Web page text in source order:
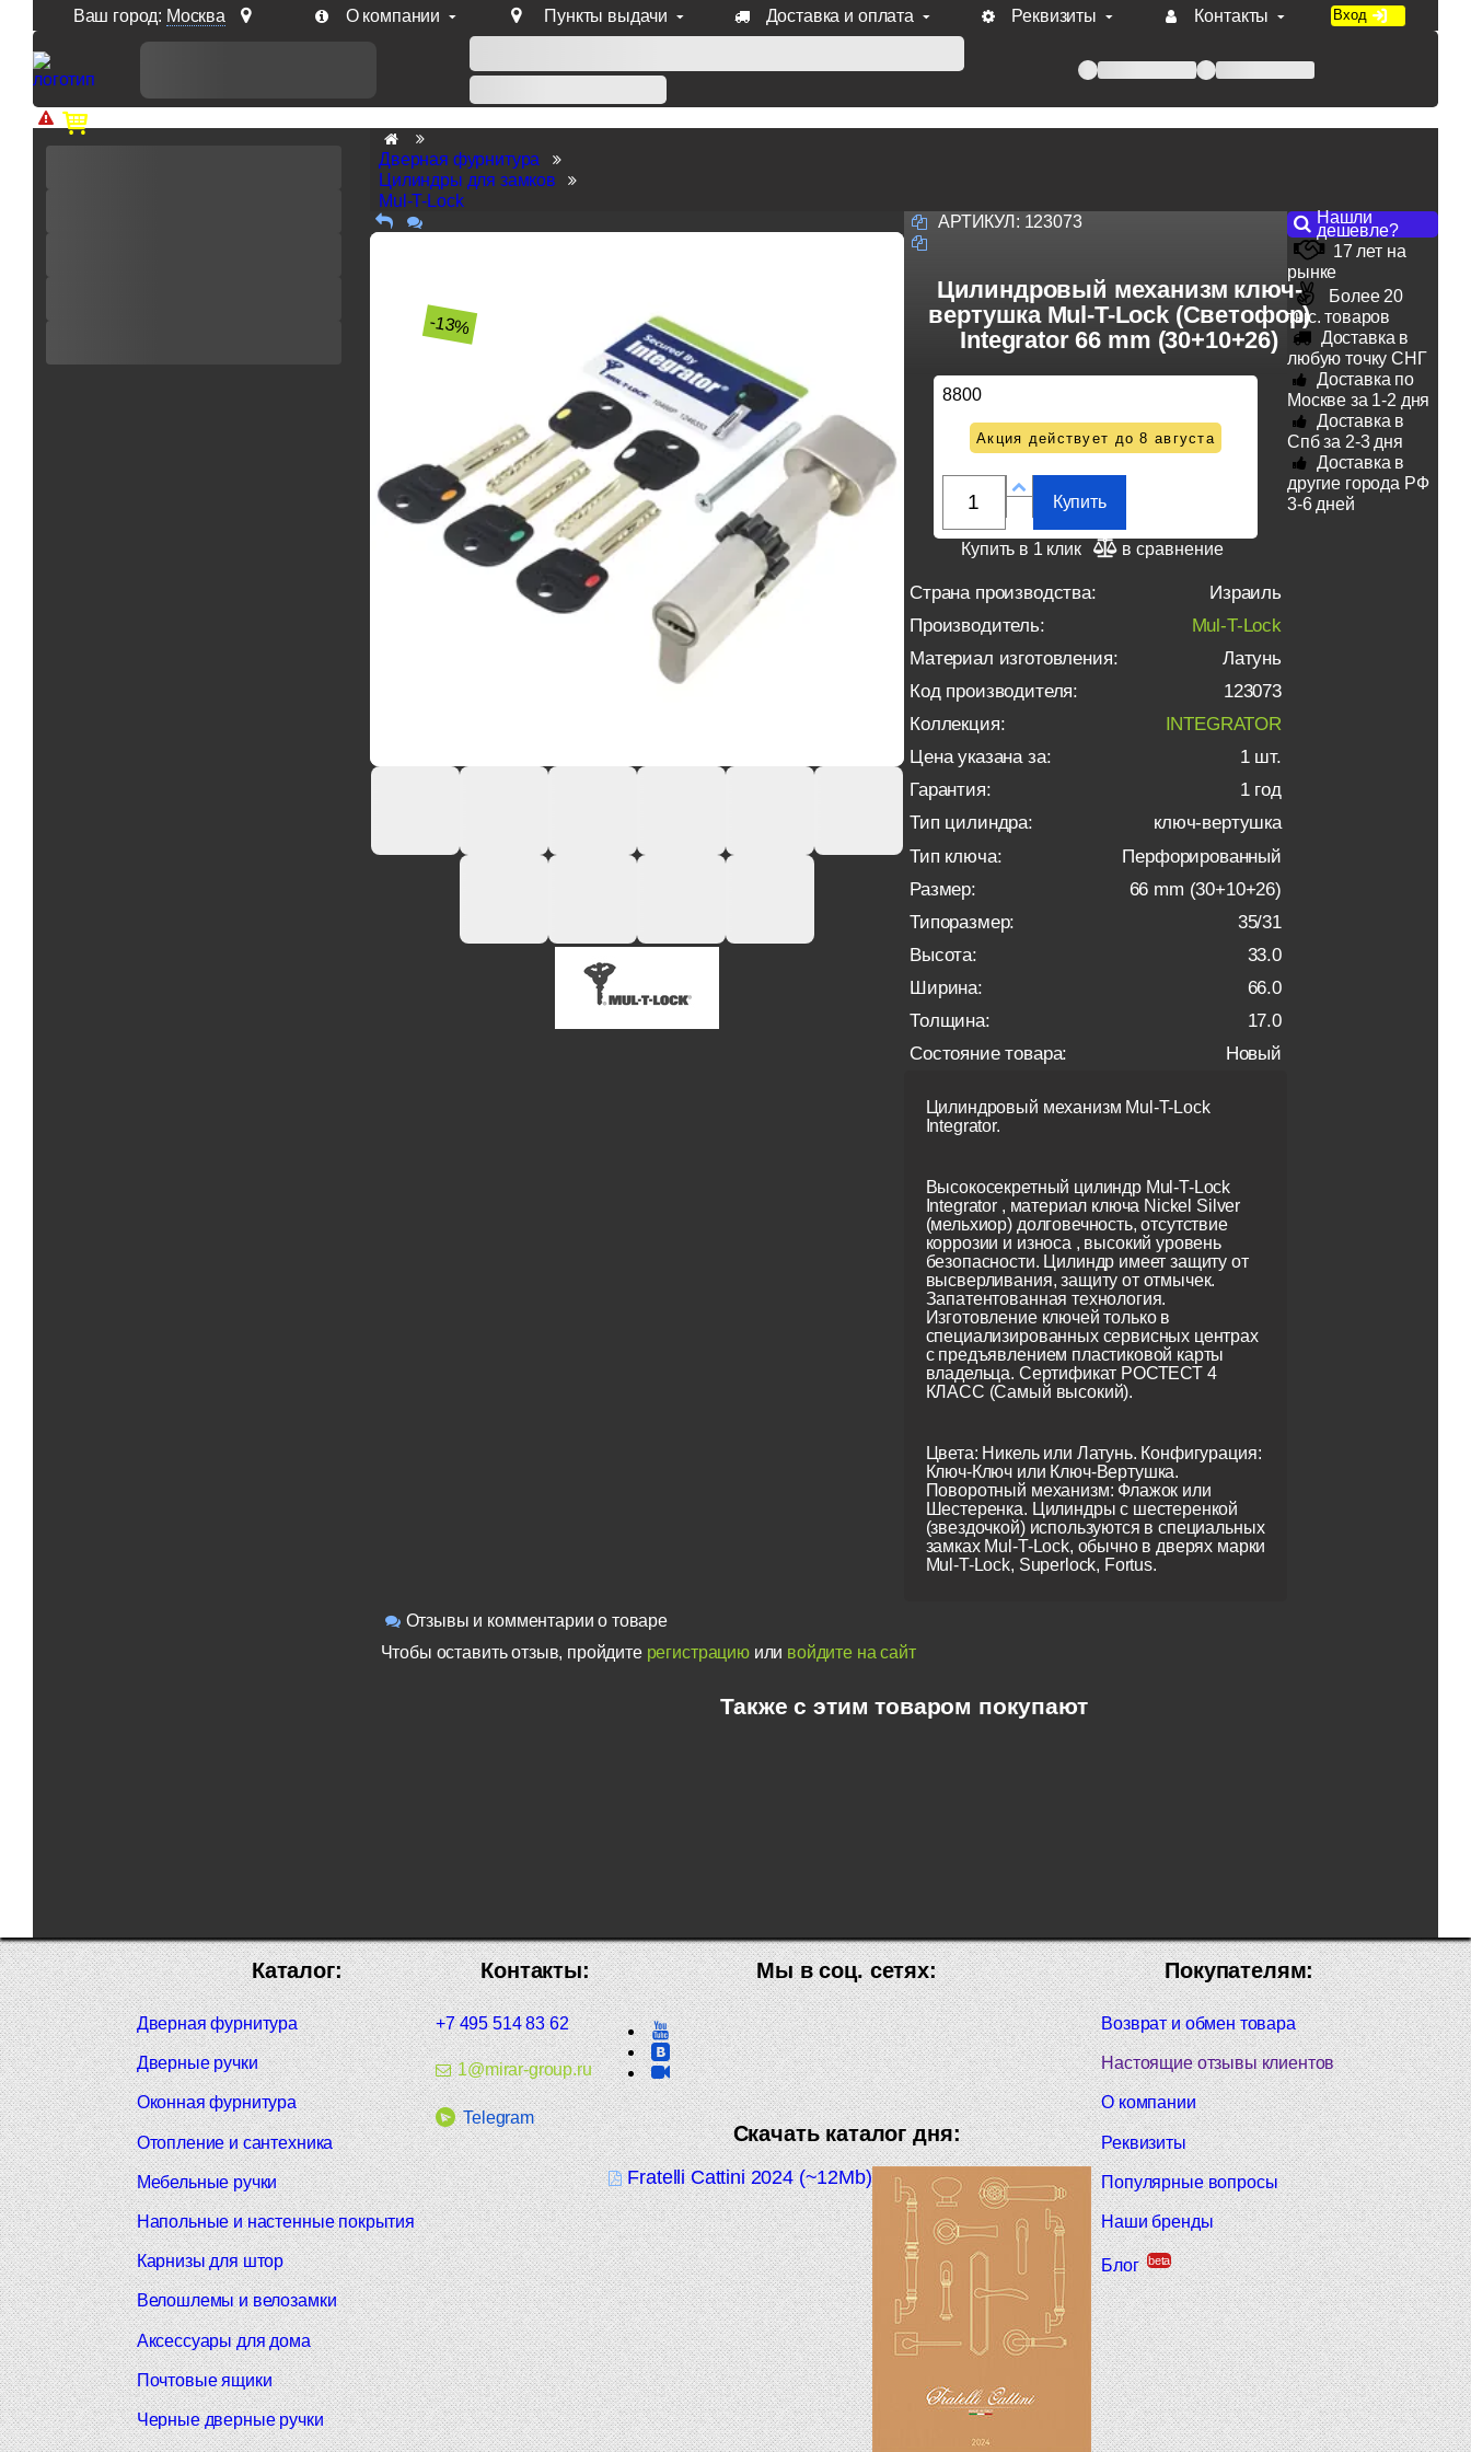
Ваш город: Москва О компании Пункты выдачи Доставка и оплата Реквизиты Контакты Вход
Доп. скидка от цен на сайте 7% при заказе от 50 тыс. руб продукции Venezia, Fratelli, Tupai, Extreza, Melodia, Forme при оплате по счету.
Дверная фурнитура
Цилиндры для замков
Mul-T-Lock
-13%
АРТИКУЛ: 123073
Цилиндровый механизм ключ-
вертушка Mul-T-Lock (Светофор)
Integrator 66 mm (30+10+26)
8800
Акция действует до 8 августа
Купить
Купить в 1 клик в сравнение
Страна производства:
Израиль
Производитель:
Mul-T-Lock
Материал изготовления:
Латунь
Код производителя:
123073
Коллекция:
INTEGRATOR
Цена указана за:
1 шт.
Гарантия:
1 год
Тип цилиндра:
ключ-вертушка
Тип ключа:
Перфорированный
Размер:
66 mm (30+10+26)
Типоразмер:
35/31
Высота:
33.0
Ширина:
66.0
Толщина:
17.0
Состояние товара:
Новый
Цилиндровый механизм Mul-T-Lock
Integrator.
Высокосекретный цилиндр Mul-T-Lock
Integrator , материал ключа Nickel Silver
(мельхиор) долговечность, отсутствие
коррозии и износа , высокий уровень
безопасности. Цилиндр имеет защиту от
высверливания, защиту от отмычек.
Запатентованная технология.
Изготовление ключей только в
специализированных сервисных центрах
с предъявлением пластиковой карты
владельца. Сертификат РОСТЕСТ 4
КЛАСС (Самый высокий).
Цвета: Никель или Латунь. Конфигурация:
Ключ-Ключ или Ключ-Вертушка.
Поворотный механизм: Флажок или
Шестеренка. Цилиндры с шестеренкой
(звездочкой) используются в специальных
замках Mul-T-Lock, обычно в дверях марки
Mul-T-Lock, Superlock, Fortus.
Нашли
дешевле?
17 лет на
рынке
Более 20
тыс. товаров
Доставка в
любую точку СНГ
Доставка по
Москве за 1-2 дня
Доставка в
Спб за 2-3 дня
Доставка в
другие города РФ
3-6 дней
Отзывы и комментарии о товаре
Чтобы оставить отзыв, пройдите регистрациюили войдите на сайт
Также с этим товаром покупают
Покупателям:
Возврат и обмен товара
Настоящие отзывы клиентов
О компании
Реквизиты
Популярные вопросы
Наши бренды
Блог beta
Мы в соц. сетях:
Скачать каталог дня:
Fratelli Cattini 2024 (~12Mb)
Контакты:
+7 495 514 83 62
1@mirar-group.ru
Telegram
Каталог:
Дверная фурнитура
Дверные ручки
Оконная фурнитура
Отопление и сантехника
Мебельные ручки
Напольные и настенные покрытия
Карнизы для штор
Велошлемы и велозамки
Аксессуары для дома
Почтовые ящики
Черные дверные ручки